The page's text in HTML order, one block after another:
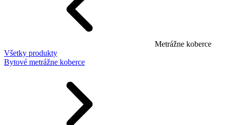
Metrážne koberce
Všetky produkty
Bytové metrážne koberce